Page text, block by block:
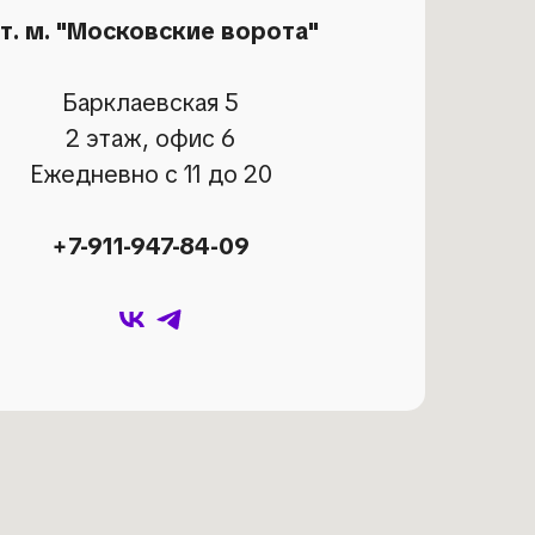
м. "Московские ворота"
Барклаевская 5
2 этаж, офис 6
Ежедневно с 11 до 20
+7-911-947-84-09